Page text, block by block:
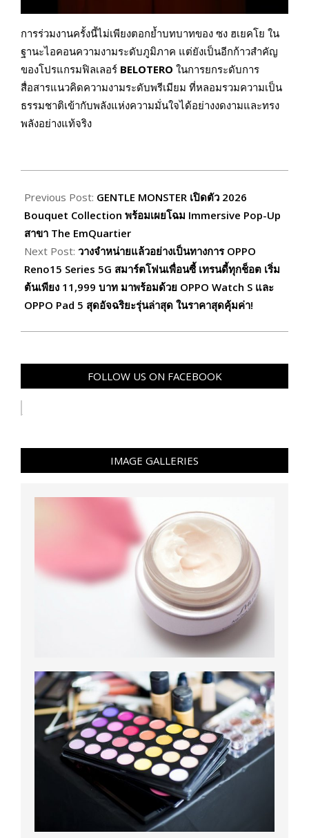
การร่วมงานครั้งนี้ไม่เพียงตอกย้ำบทบาทของ ซง ฮเยคโย ใน
ฐานะไอคอนความงามระดับภูมิภาค แต่ยังเป็นอีกก้าวสำคัญ
ของโปรแกรมฟิลเลอร์ BELOTERO ในการยกระดับการ
สื่อสารแนวคิดความงามระดับพรีเมียม ที่หลอมรวมความเป็น
ธรรมชาติเข้ากับพลังแห่งความมั่นใจได้อย่างงดงามและทรง
พลังอย่างแท้จริง
01-
19
Previous Post: GENTLE MONSTER เปิดตัว 2026
Bouquet Collection พร้อมเผยโฉม Immersive Pop-Up
สาขา The EmQuartier
Next Post: วางจำหน่ายแล้วอย่างเป็นทางการ OPPO
Reno15 Series 5G สมาร์ตโฟนเพื่อนซี้ เทรนดี้ทุกช็อต เริ่ม
ต้นเพียง 11,999 บาท มาพร้อมด้วย OPPO Watch S และ
OPPO Pad 5 สุดอัจฉริยะรุ่นล่าสุด ในราคาสุดคุ้มค่า!
FOLLOW US ON FACEBOOK
IMAGE GALLERIES